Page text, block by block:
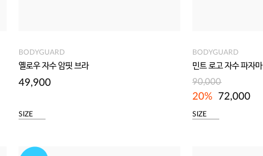
BODYGUARD
옐로우 자수 암핏 브라
49,900
SIZE
BODYGUARD
민트 로고 자수 파자마
90,000
20% 72,000
SIZE